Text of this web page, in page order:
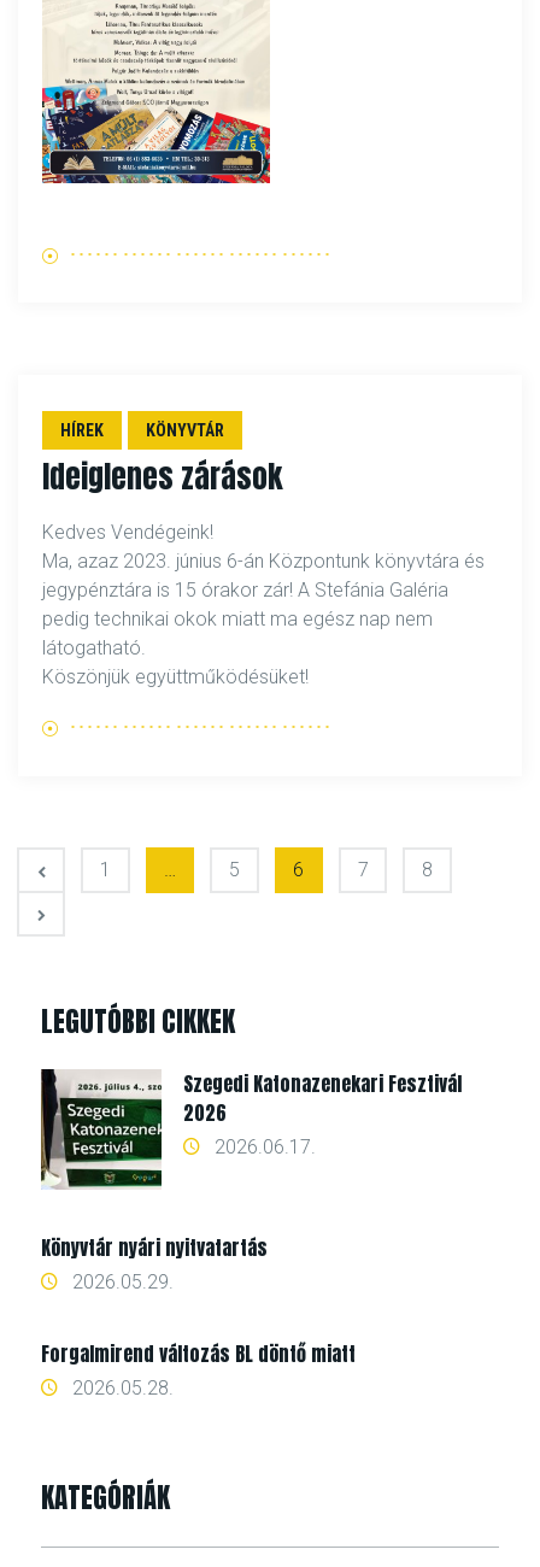
HÍREK KÖNYVTÁR
Ideiglenes zárások
Kedves Vendégeink!
Ma, azaz 2023. június 6-án Központunk könyvtára és
jegypénztára is 15 órakor zár! A Stefánia Galéria
pedig technikai okok miatt ma egész nap nem
látogatható.
Köszönjük együttműködésüket!
BEJEGYZÉS NAVIGÁCIÓ
1 5 6 7 8
LEGUTÓBBI CIKKEK
Szegedi Katonazenekari Fesztivál
2026
2026.06.17.
Könyvtár nyári nyitvatartás
2026.05.29.
Forgalmirend változás BL döntő miatt
2026.05.28.
KATEGÓRIÁK